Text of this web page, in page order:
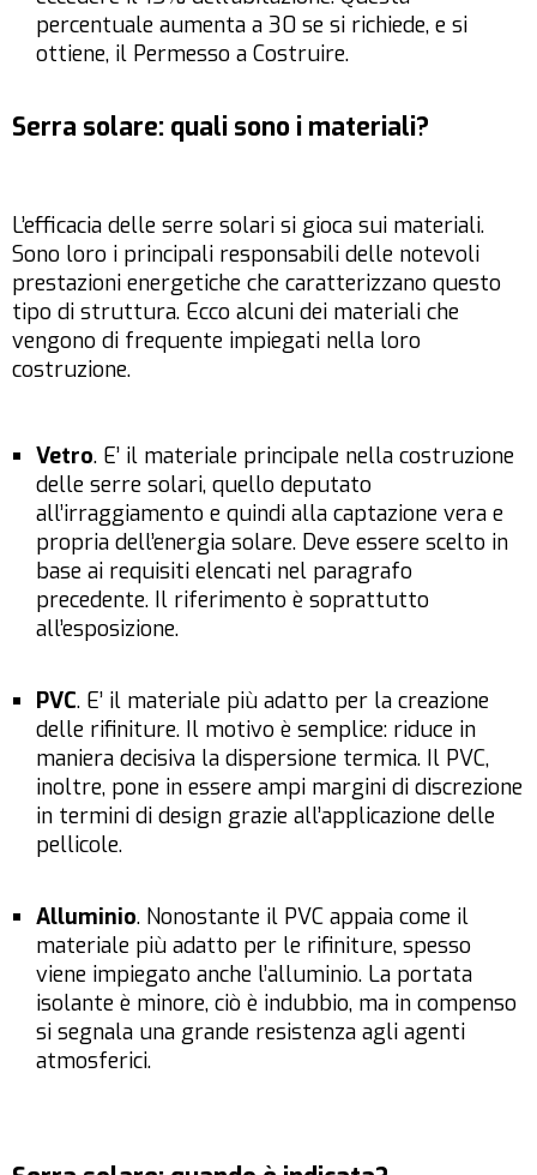
percentuale aumenta a 30 se si richiede, e si
ottiene, il Permesso a Costruire.
Serra solare: quali sono i materiali?
L’efficacia delle serre solari si gioca sui materiali.
Sono loro i principali responsabili delle notevoli
prestazioni energetiche che caratterizzano questo
tipo di struttura. Ecco alcuni dei materiali che
vengono di frequente impiegati nella loro
costruzione.
Vetro. E’ il materiale principale nella costruzione
delle serre solari, quello deputato
all’irraggiamento e quindi alla captazione vera e
propria dell’energia solare. Deve essere scelto in
base ai requisiti elencati nel paragrafo
precedente. Il riferimento è soprattutto
all’esposizione.
PVC. E’ il materiale più adatto per la creazione
delle rifiniture. Il motivo è semplice: riduce in
maniera decisiva la dispersione termica. Il PVC,
inoltre, pone in essere ampi margini di discrezione
in termini di design grazie all’applicazione delle
pellicole.
Alluminio. Nonostante il PVC appaia come il
materiale più adatto per le rifiniture, spesso
viene impiegato anche l’alluminio. La portata
isolante è minore, ciò è indubbio, ma in compenso
si segnala una grande resistenza agli agenti
atmosferici.